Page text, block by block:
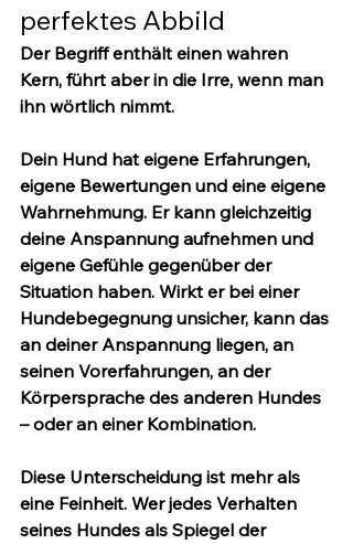
perfektes Abbild
Der Begriff enthält einen wahren
Kern, führt aber in die Irre, wenn man
ihn wörtlich nimmt.
Dein Hund hat eigene Erfahrungen,
eigene Bewertungen und eine eigene
Wahrnehmung. Er kann gleichzeitig
deine Anspannung aufnehmen und
eigene Gefühle gegenüber der
Situation haben. Wirkt er bei einer
Hundebegegnung unsicher, kann das
an deiner Anspannung liegen, an
seinen Vorerfahrungen, an der
Körpersprache des anderen Hundes
– oder an einer Kombination.
Diese Unterscheidung ist mehr als
eine Feinheit. Wer jedes Verhalten
seines Hundes als Spiegel der